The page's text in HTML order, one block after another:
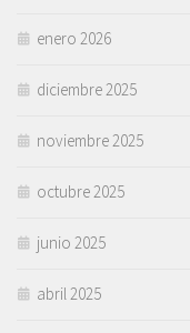
enero 2026
diciembre 2025
noviembre 2025
octubre 2025
junio 2025
abril 2025